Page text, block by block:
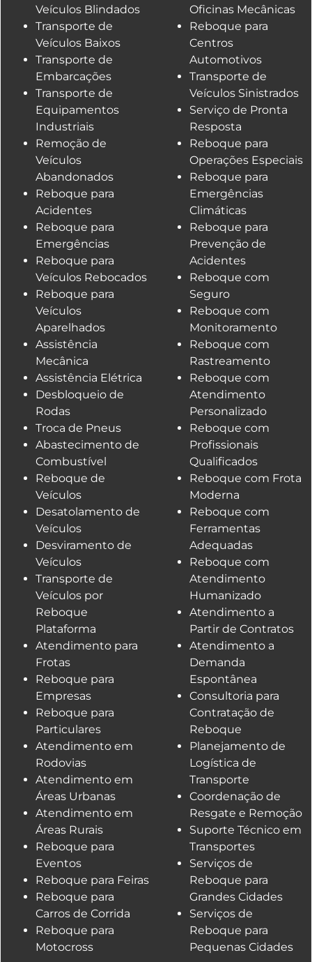
Veículos Blindados
Transporte de
Veículos Baixos
Transporte de
Embarcações
Transporte de
Equipamentos
Industriais
Remoção de
Veículos
Abandonados
Reboque para
Acidentes
Reboque para
Emergências
Reboque para
Veículos Rebocados
Reboque para
Veículos
Aparelhados
Assistência
Mecânica
Assistência Elétrica
Desbloqueio de
Rodas
Troca de Pneus
Abastecimento de
Combustível
Reboque de
Veículos
Desatolamento de
Veículos
Desviramento de
Veículos
Transporte de
Veículos por
Reboque
Plataforma
Atendimento para
Frotas
Reboque para
Empresas
Reboque para
Particulares
Atendimento em
Rodovias
Atendimento em
Áreas Urbanas
Atendimento em
Áreas Rurais
Reboque para
Eventos
Reboque para Feiras
Reboque para
Carros de Corrida
Reboque para
Motocross
Oficinas Mecânicas
Reboque para
Centros
Automotivos
Transporte de
Veículos Sinistrados
Serviço de Pronta
Resposta
Reboque para
Operações Especiais
Reboque para
Emergências
Climáticas
Reboque para
Prevenção de
Acidentes
Reboque com
Seguro
Reboque com
Monitoramento
Reboque com
Rastreamento
Reboque com
Atendimento
Personalizado
Reboque com
Profissionais
Qualificados
Reboque com Frota
Moderna
Reboque com
Ferramentas
Adequadas
Reboque com
Atendimento
Humanizado
Atendimento a
Partir de Contratos
Atendimento a
Demanda
Espontânea
Consultoria para
Contratação de
Reboque
Planejamento de
Logística de
Transporte
Coordenação de
Resgate e Remoção
Suporte Técnico em
Transportes
Serviços de
Reboque para
Grandes Cidades
Serviços de
Reboque para
Pequenas Cidades